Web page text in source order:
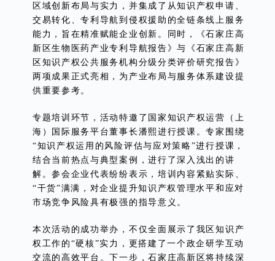
区域创新布局与实力，并集成了从知识产权申请、
交易转化、专利导航到侵权援助的全链条线上服务
能力，旨在精准赋能企业创新。同时，《石家庄高
新区生物医药产业专利导航报告》与《石家庄高新
区知识产权公共服务机构分级分类评价研究报告》
两项成果正式亮相，为产业布局与服务体系建设提
供重要参考。
专题培训环节，活动特邀了国家知识产权运营（上
海）国际服务平台董事长潘熙进行授课。专家围绕
“知识产权运用的风险评估与应对策略”进行授课，
结合当前热点与典型案例，进行了深入浅出的讲
解。参会企业代表纷纷表示，培训内容紧贴实际、
“干货”满满，对企业提升知识产权管理水平和应对
市场竞争风险具有极强的指导意义。
本次活动的成功举办，不仅全面展示了我区知识产
权工作的“硬核”实力，更搭建了一个政企研学互动
交流的高效平台。下一步，石家庄高新区将持续深